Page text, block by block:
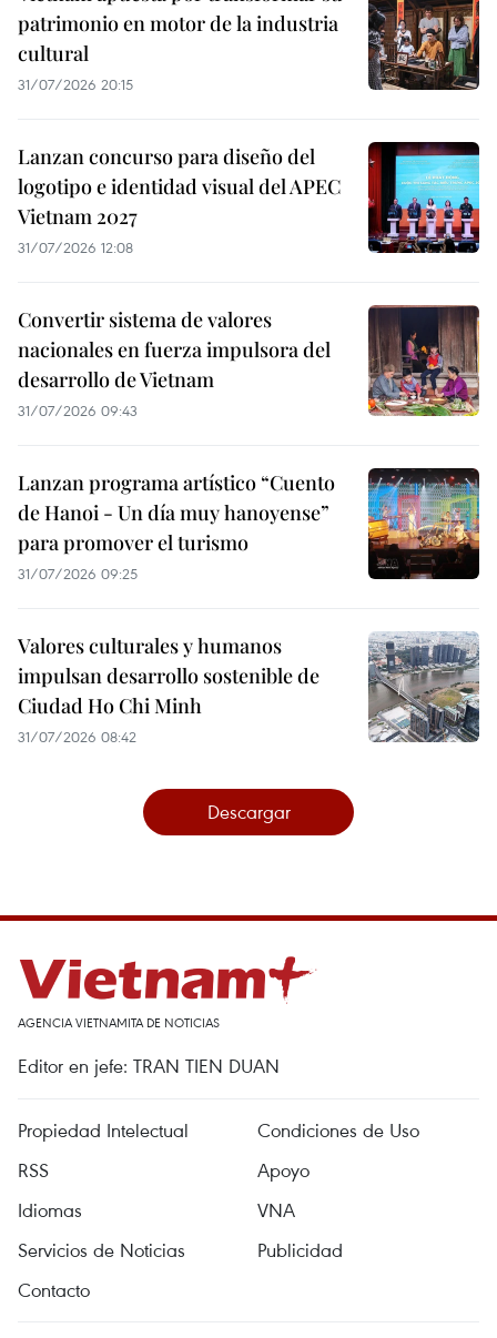
patrimonio en motor de la industria
cultural
31/07/2026 20:15
Lanzan concurso para diseño del
logotipo e identidad visual del APEC
Vietnam 2027
31/07/2026 12:08
Convertir sistema de valores
nacionales en fuerza impulsora del
desarrollo de Vietnam
31/07/2026 09:43
Lanzan programa artístico “Cuento
de Hanoi - Un día muy hanoyense”
para promover el turismo
31/07/2026 09:25
Valores culturales y humanos
impulsan desarrollo sostenible de
Ciudad Ho Chi Minh
31/07/2026 08:42
Descargar
AGENCIA VIETNAMITA DE NOTICIAS
Editor en jefe: TRAN TIEN DUAN
Propiedad Intelectual
Condiciones de Uso
RSS
Apoyo
Idiomas
VNA
Servicios de Noticias
Publicidad
Contacto